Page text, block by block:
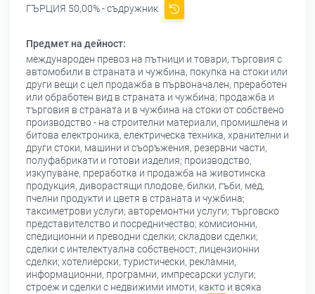
ГЪРЦИЯ 50,00% - съдружник
Предмет на дейност:
международен превоз на пътници и товари, търговия с
автомобили в страната и чужбина, покупка на стоки или
други вещи с цел продажба в първоначален, преработен
или обработен вид в страната и чужбина; продажба и
търговия в страната и в чужбина на стоки от собствено
производство - на строителни материали, промишлена и
битова електроника, електрическа техника, хранителни и
други стоки, машини и съоръжения, резервни части,
полуфабрикати и готови изделия; производство,
изкупуване, преработка и продажба на животинска
продукция, диворастящи плодове, билки, гъби, мед,
пчелни продукти и цветя в страната и чужбина;
таксиметрови услуги; авторемонтни услуги; търговско
представителство и посредничество; комисионни,
спедиционни и преводни сделки; складови сделки;
сделки с интелектуална собственост; лицензионни
сделки; хотелиерски, туристически, рекламни,
информационни, програмни, импресарски услуги;
строеж и сделки с недвижими имоти, както и всяка